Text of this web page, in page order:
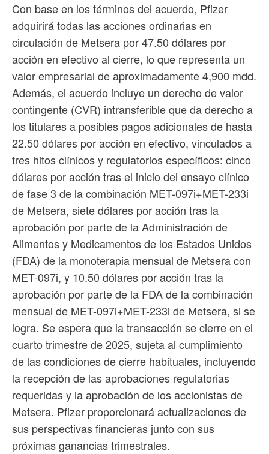
Con base en los términos del acuerdo, Pfizer
adquirirá todas las acciones ordinarias en
circulación de Metsera por 47.50 dólares por
acción en efectivo al cierre, lo que representa un
valor empresarial de aproximadamente 4,900 mdd.
Además, el acuerdo incluye un derecho de valor
contingente (CVR) intransferible que da derecho a
los titulares a posibles pagos adicionales de hasta
22.50 dólares por acción en efectivo, vinculados a
tres hitos clínicos y regulatorios específicos: cinco
dólares por acción tras el inicio del ensayo clínico
de fase 3 de la combinación MET-097i+MET-233i
de Metsera, siete dólares por acción tras la
aprobación por parte de la Administración de
Alimentos y Medicamentos de los Estados Unidos
(FDA) de la monoterapia mensual de Metsera con
MET-097i, y 10.50 dólares por acción tras la
aprobación por parte de la FDA de la combinación
mensual de MET-097i+MET-233i de Metsera, si se
logra. Se espera que la transacción se cierre en el
cuarto trimestre de 2025, sujeta al cumplimiento
de las condiciones de cierre habituales, incluyendo
la recepción de las aprobaciones regulatorias
requeridas y la aprobación de los accionistas de
Metsera. Pfizer proporcionará actualizaciones de
sus perspectivas financieras junto con sus
próximas ganancias trimestrales.